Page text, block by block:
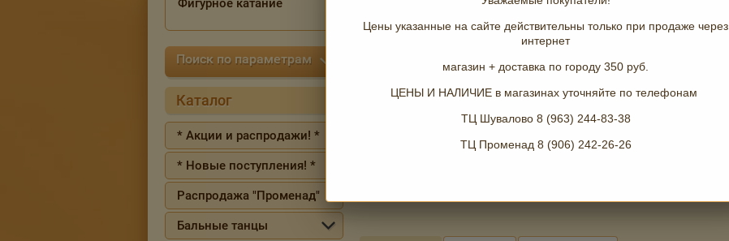
Цены указанные на сайте действительны только при продаже через
интернет
магазин + доставка по городу 350 руб.
ЦЕНЫ И НАЛИЧИЕ в магазинах уточняйте по телефонам
ТЦ Шувалово 8 (963) 244-83-38
ТЦ Променад 8 (906) 242-26-26
Цвет
Размер
поделиться
Фигурное катание
Поиск по параметрам
Каталог
* Акции и распродажи! *
* Новые поступления! *
Распродажа "Променад"
Бальные танцы